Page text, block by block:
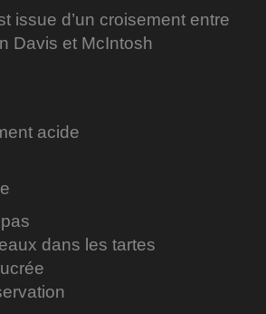
issue d’un croisement entre
Davis et McIntosh
acide
dans les tartes